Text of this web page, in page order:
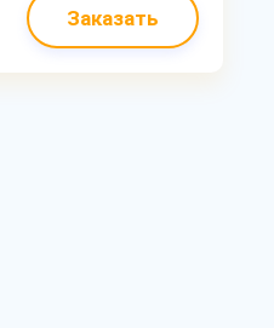
Заказать